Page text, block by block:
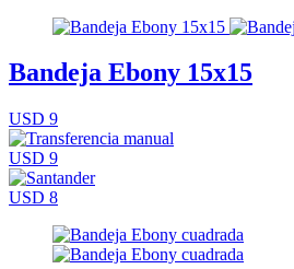
Bandeja Ebony 15x15
USD 9
USD 9
USD 8